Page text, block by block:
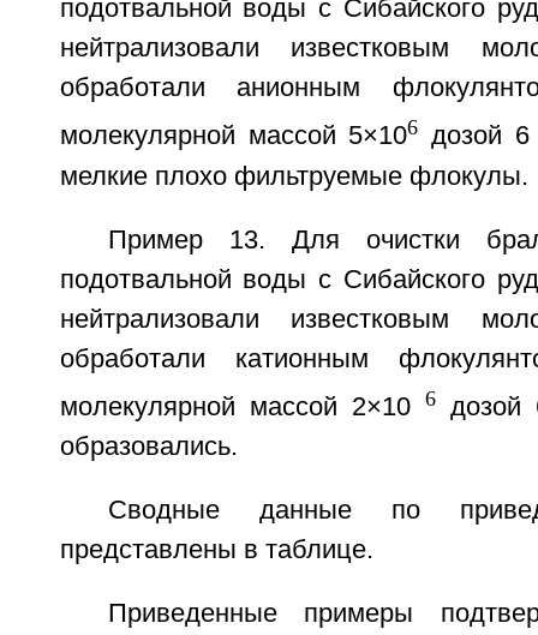
подотвальной воды с Сибайского
нейтрализовали известковым
обработали анионным
молекулярной массой 5×106 дозой 6
мелкие плохо фильтруемые флокулы.
Пример 13. Для очистки
подотвальной воды с Сибайского
нейтрализовали известковым
обработали катионным
молекулярной массой 2×10 6дозой
образовались.
Сводные данные по
представлены в таблице.
Приведенные примеры